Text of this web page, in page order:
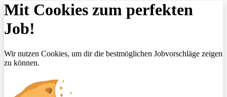
Mit Cookies zum perfekten
Job!
Wir nutzen Cookies, um dir die bestmöglichen Jobvorschläge zeigen
zu können.